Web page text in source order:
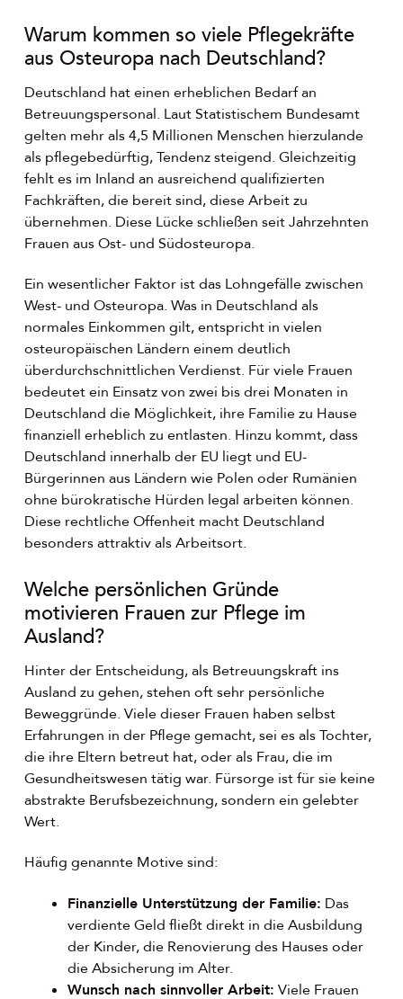
Warum kommen so viele Pflegekräfte
aus Osteuropa nach Deutschland?
Deutschland hat einen erheblichen Bedarf an
Betreuungspersonal. Laut Statistischem Bundesamt
gelten mehr als 4,5 Millionen Menschen hierzulande
als pflegebedürftig, Tendenz steigend. Gleichzeitig
fehlt es im Inland an ausreichend qualifizierten
Fachkräften, die bereit sind, diese Arbeit zu
übernehmen. Diese Lücke schließen seit Jahrzehnten
Frauen aus Ost- und Südosteuropa.
Ein wesentlicher Faktor ist das Lohngefälle zwischen
West- und Osteuropa. Was in Deutschland als
normales Einkommen gilt, entspricht in vielen
osteuropäischen Ländern einem deutlich
überdurchschnittlichen Verdienst. Für viele Frauen
bedeutet ein Einsatz von zwei bis drei Monaten in
Deutschland die Möglichkeit, ihre Familie zu Hause
finanziell erheblich zu entlasten. Hinzu kommt, dass
Deutschland innerhalb der EU liegt und EU-
Bürgerinnen aus Ländern wie Polen oder Rumänien
ohne bürokratische Hürden legal arbeiten können.
Diese rechtliche Offenheit macht Deutschland
besonders attraktiv als Arbeitsort.
Welche persönlichen Gründe
motivieren Frauen zur Pflege im
Ausland?
Hinter der Entscheidung, als Betreuungskraft ins
Ausland zu gehen, stehen oft sehr persönliche
Beweggründe. Viele dieser Frauen haben selbst
Erfahrungen in der Pflege gemacht, sei es als Tochter,
die ihre Eltern betreut hat, oder als Frau, die im
Gesundheitswesen tätig war. Fürsorge ist für sie keine
abstrakte Berufsbezeichnung, sondern ein gelebter
Wert.
Häufig genannte Motive sind:
Finanzielle Unterstützung der Familie: Das
verdiente Geld fließt direkt in die Ausbildung
der Kinder, die Renovierung des Hauses oder
die Absicherung im Alter.
Wunsch nach sinnvoller Arbeit: Viele Frauen